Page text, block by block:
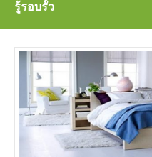
รู้รอบรั้ว